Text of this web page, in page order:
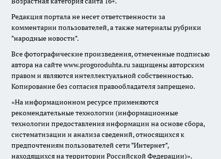
Редакция портала не несет ответственности за
комментарии пользователей, а также материалы рубрики
"народные новости".
Все фотографические произведения, отмеченные подписью
автора на сайте www.progoroduhta.ru защищены авторским
правом и являются интеллектуальной собственностью.
Копирование без согласия правообладателя запрещено.
«На информационном ресурсе применяются
рекомендательные технологии (информационные
технологии предоставления информации на основе сбора,
систематизации и анализа сведений, относящихся к
предпочтениям пользователей сети "Интернет",
находящихся на территории Российской Федерации)».